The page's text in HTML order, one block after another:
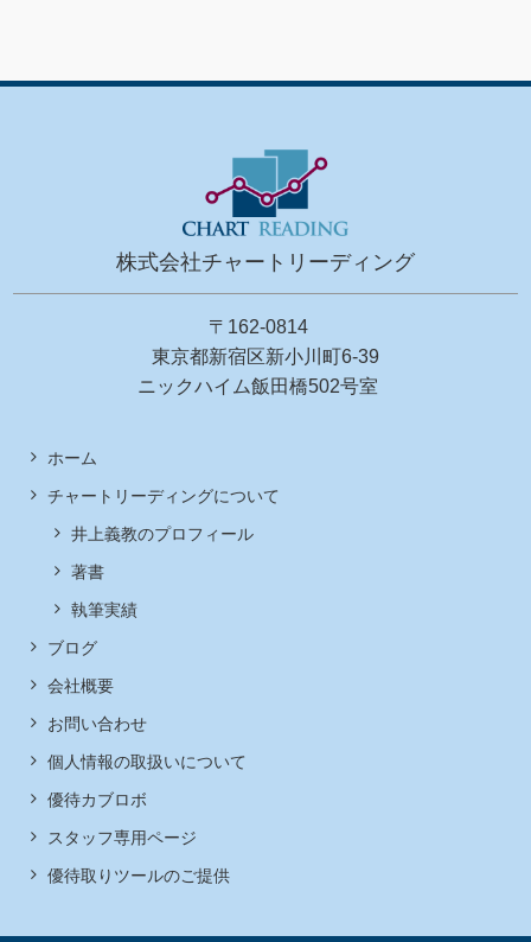
株式会社チャートリーディング
〒162-0814
東京都新宿区新小川町6-39
ニックハイム飯田橋502号室
ホーム
チャートリーディングについて
井上義教のプロフィール
著書
執筆実績
ブログ
会社概要
お問い合わせ
個人情報の取扱いについて
優待カブロボ
スタッフ専用ページ
優待取りツールのご提供